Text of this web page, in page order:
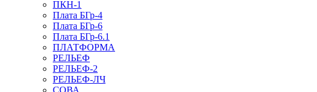
ПКН-1
Плата БГр-4
Плата БГр-6
Плата БГр-6.1
ПЛАТФОРМА
РЕЛЬЕФ
РЕЛЬЕФ-2
РЕЛЬЕФ-ЛЧ
СОВА